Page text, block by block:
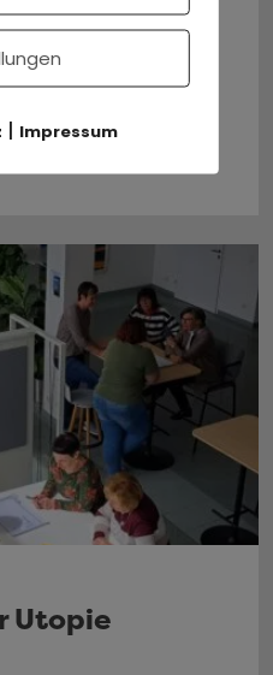
Utopie
| Impressum